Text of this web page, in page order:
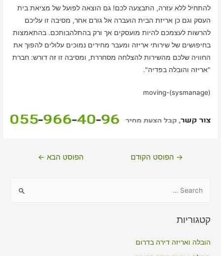
להתחיל ללא עזרה, התבצעה לכם! גם הוצאה לפועל של מציאת בית
העסק וגם כן אריזת הבית הועברה אל גורם אחר, מסיבה זו עליכם
להרשות לעצמכם להיות מועסקים אך ורק בהתלהבותכם. בהתאמצות
בחיפושים של שירותי אריזה ומעבר מחירים נמוכים עלולים להפוך את
החוויה שלכם מהשירות להצלחה מסחררת, ומסיבה זו זה דורש: חברת
"אריזה והובלה בפדיה".
moving-(sysmanage)
ניווט→ הפוסט הקודם הפוסט הבא ←
r
קטגוריות
הובלה ואריזה דירה בדרום